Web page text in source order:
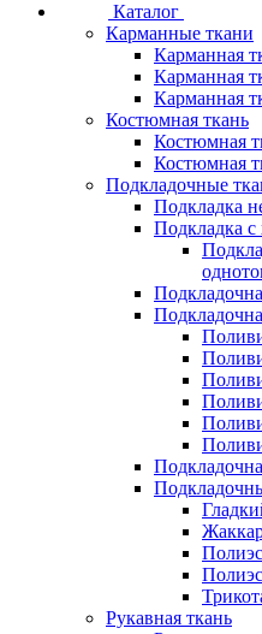
Каталог
Карманные ткани
Карманная
Карманная
Карманная
Костюмная ткань
Костюмная
Костюмная
Подкладочные
Подкладка
Подкладка с
Рукавная ткань